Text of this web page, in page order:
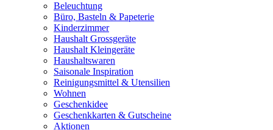
Beleuchtung
Büro, Basteln & Papeterie
Kinderzimmer
Haushalt Grossgeräte
Haushalt Kleingeräte
Haushaltswaren
Saisonale Inspiration
Reinigungsmittel & Utensilien
Wohnen
Geschenkidee
Geschenkkarten & Gutscheine
Aktionen